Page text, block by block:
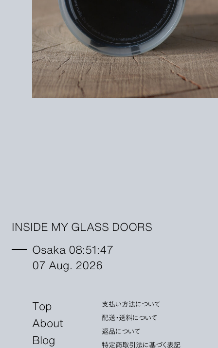
INSIDE MY GLASS DOORS
Osaka 08:51:48
07 Aug. 2026
Top
About
Blog
支払い方法について
配送・送料について
返品について
特定商取引法に基づく表記